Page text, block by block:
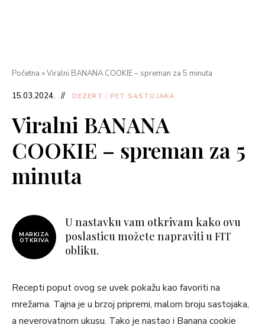
Početna »Viralni BANANA COOKIE – spreman za 5 minuta
15.03.2024. DEZERT / PET SASTOJAKA
Viralni BANANA
COOKIE – spreman za 5
minuta
MARKIZA
OTKRIVA
U nastavku vam otkrivam kako ovu
poslasticu možete napraviti u FIT
obliku.
Recepti poput ovog se uvek pokažu kao favoriti na
mrežama. Tajna je u brzoj pripremi, malom broju sastojaka,
a neverovatnom ukusu. Tako je nastao i Banana cookie